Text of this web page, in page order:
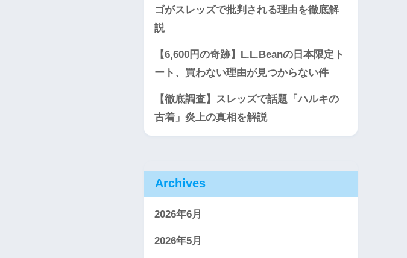
ゴがスレッズで批判される理由を徹底解
説
【6,600円の奇跡】L.L.Beanの日本限定ト
ート、買わない理由が見つからない件
【徹底調査】スレッズで話題「ハルキの
古着」炎上の真相を解説
Archives
2026年6月
2026年5月